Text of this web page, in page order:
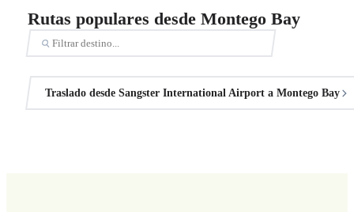
Rutas populares desde Montego Bay
Traslado desde Sangster International Airport a Montego Bay